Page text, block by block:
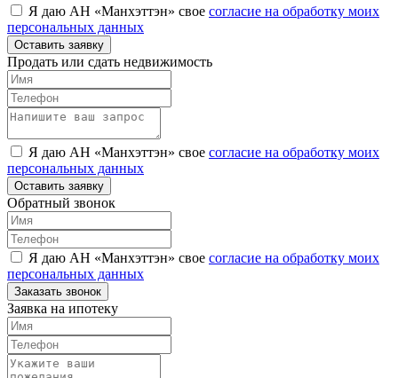
Я даю АН «Манхэттэн» свое согласие на обработку моих
персональных данных
Оставить заявку
Продать или сдать недвижимость
Я даю АН «Манхэттэн» свое согласие на обработку моих
персональных данных
Оставить заявку
Обратный звонок
Я даю АН «Манхэттэн» свое согласие на обработку моих
персональных данных
Заказать звонок
Заявка на ипотеку